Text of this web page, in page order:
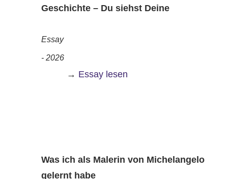
Geschichte – Du siehst Deine
Essay
- 2026
→ Essay lesen
Was ich als Malerin von Michelangelo
gelernt habe